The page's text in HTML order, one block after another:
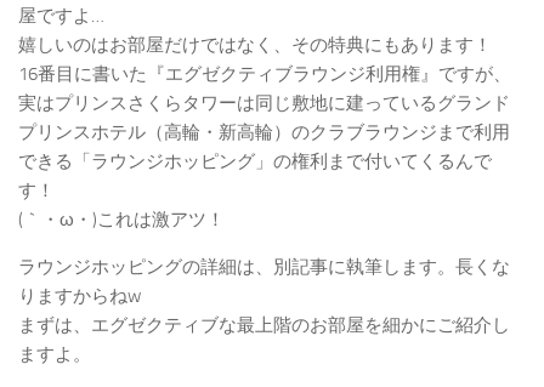
屋ですよ…
嬉しいのはお部屋だけではなく、その特典にもあります！
16番目に書いた『エグゼクティブラウンジ利用権』ですが、
実はプリンスさくらタワーは同じ敷地に建っているグランド
プリンスホテル（高輪・新高輪）のクラブラウンジまで利用
できる「ラウンジホッピング」の権利まで付いてくるんで
す！
(｀・ω・)これは激アツ！
ラウンジホッピングの詳細は、別記事に執筆します。長くな
りますからねw
まずは、エグゼクティブな最上階のお部屋を細かにご紹介し
ますよ。